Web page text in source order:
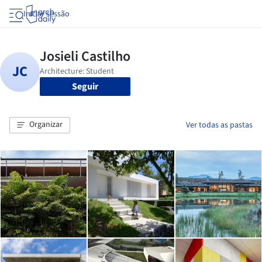
Iniciar sessão
Seguir
Organizar Ver todas as pastas